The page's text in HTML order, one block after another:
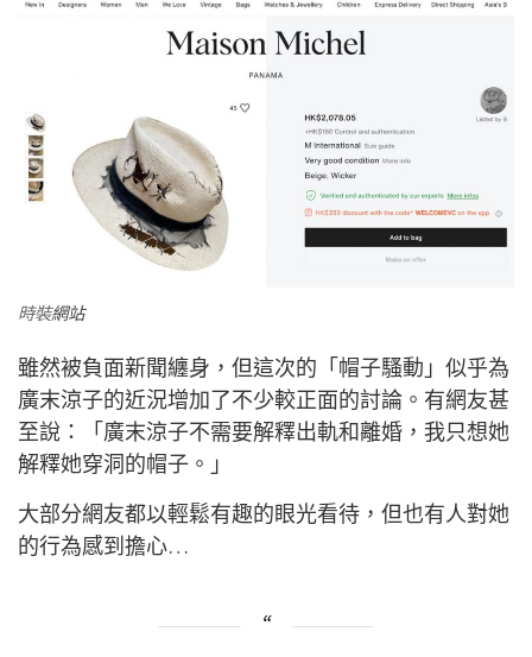
時裝網站
雖然被負面新聞纏身，但這次的「帽子騷動」似乎為
廣末涼子的近況增加了不少較正面的討論。有網友甚
至說：「廣末涼子不需要解釋出軌和離婚，我只想她
解釋她穿洞的帽子。」
大部分網友都以輕鬆有趣的眼光看待，但也有人對她
的行為感到擔心…